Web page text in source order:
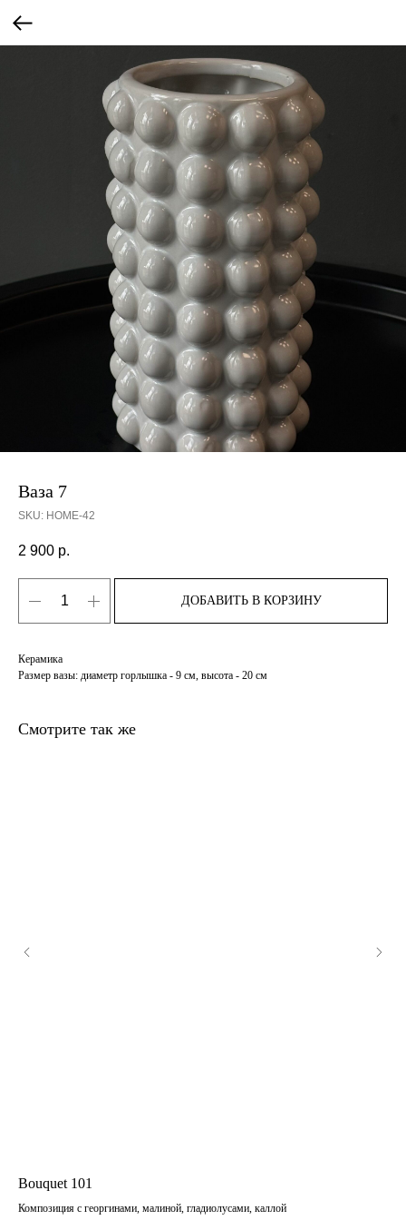
Ваза 7
SKU: HOME-42
2 900 р.
ДОБАВИТЬ В КОРЗИНУ
Керамика
Размер вазы: диаметр горлышка - 9 см, высота - 20 см
Смотрите так же
Bouquet 101
Композиция с георгинами, малиной, гладиолусами, каллой